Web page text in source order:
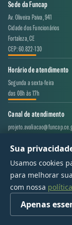
Sede da Funcap
Av. Oliveira Paiva, 941
Cidade dos Funcionários
Fortaleza, CE
CEP: 60.822-130
Horário de atendimento
Segunda a sexta-feira
das 08h às 17h
Canal de atendimento
Sua
Usamos cookies
para melhorar
com nossa
Apenas